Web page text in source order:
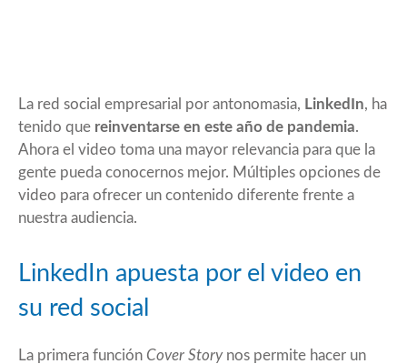
La red social empresarial por antonomasia, LinkedIn, ha
tenido que reinventarse en este año de pandemia.
Ahora el video toma una mayor relevancia para que la
gente pueda conocernos mejor. Múltiples opciones de
video para ofrecer un contenido diferente frente a
nuestra audiencia.
LinkedIn apuesta por el video en
su red social
La primera función Cover Storynos permite hacer un